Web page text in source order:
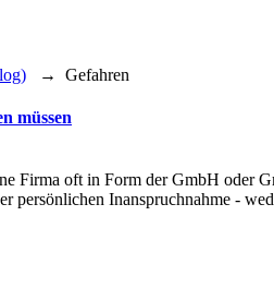
→ Gefahren
müssen
Firma oft in Form der GmbH oder
persönlichen Inanspruchnahme -